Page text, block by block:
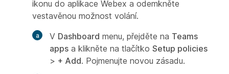
ikonu do aplikace Webex a odemkněte
vestavěnou možnost volání.
V Dashboard menu, přejděte na Teams
apps a klikněte na tlačítko Setup policies
> + Add. Pojmenujte novou zásadu.